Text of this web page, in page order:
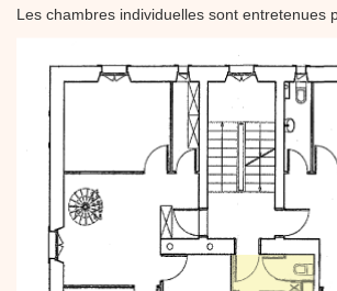
Les chambres individuelles sont entretenues